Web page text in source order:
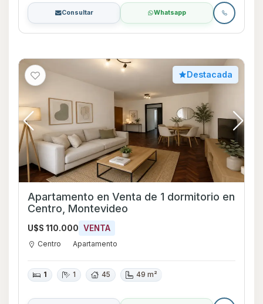
Consultar Whatsapp
Destacada
Apartamento en Venta de 1 dormitorio en
Centro, Montevideo
U$S 110.000 VENTA
Centro Apartamento
1 1 45 49 m²